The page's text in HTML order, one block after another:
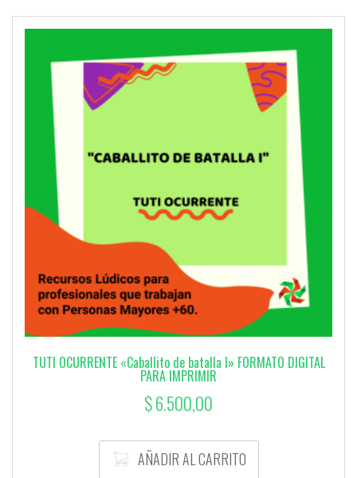
TUTI OCURRENTE «Caballito de batalla I» FORMATO DIGITAL
PARA IMPRIMIR
$6.500,00
AÑADIR AL CARRITO